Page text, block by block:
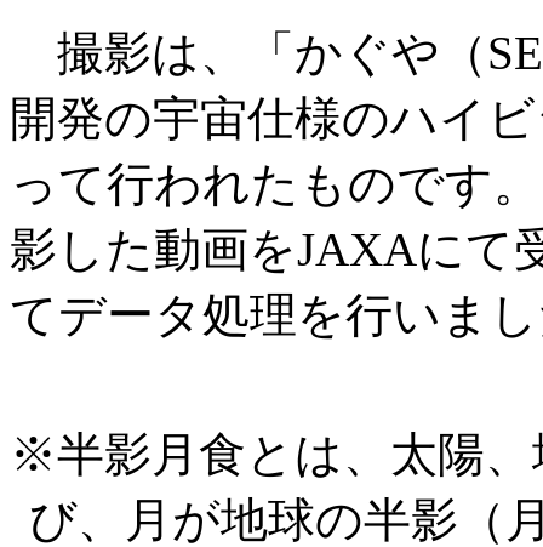
撮影は、「かぐや（
開発の宇宙仕様のハイ
って行われたものです
影した動画をJAXAにて
てデータ処理を行いま
※半影月食とは、太陽
び、月が地球の半影（